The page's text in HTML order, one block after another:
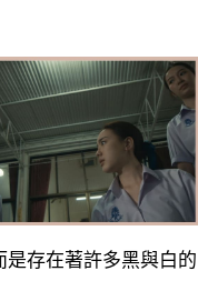
存在著許多黑與白的